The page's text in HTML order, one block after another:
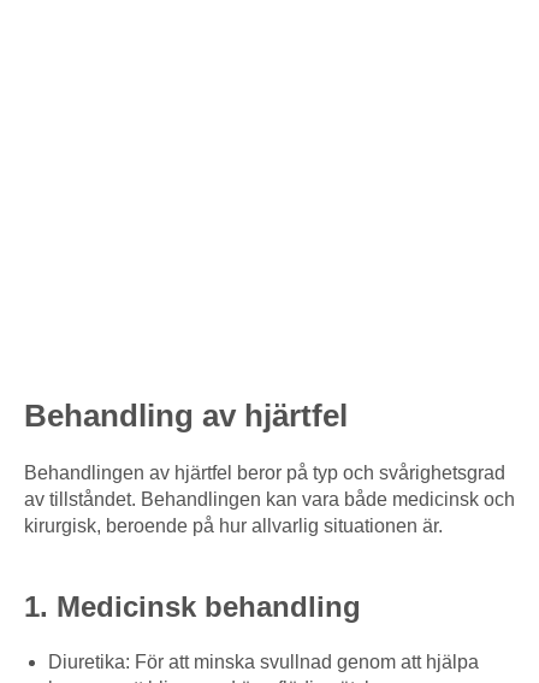
Behandling av hjärtfel
Behandlingen av hjärtfel beror på typ och svårighetsgrad
av tillståndet. Behandlingen kan vara både medicinsk och
kirurgisk, beroende på hur allvarlig situationen är.
1. Medicinsk behandling
Diuretika: För att minska svullnad genom att hjälpa